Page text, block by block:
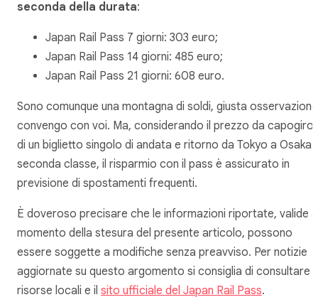
seconda della durata:
Japan Rail Pass 7 giorni: 303 euro;
Japan Rail Pass 14 giorni: 485 euro;
Japan Rail Pass 21 giorni: 608 euro.
Sono comunque una montagna di soldi, giusta
convengo con voi. Ma, considerando il prezzo da capogiro
di un biglietto singolo di andata e ritorno da Tokyo a Osaka
seconda classe, il risparmio con il pass è assicurato in
previsione di spostamenti frequenti.
È doveroso precisare che le informazioni riportate, valide
momento della stesura del presente articolo, possono
essere soggette a modifiche senza preavviso. Per notizie
aggiornate su questo argomento si consiglia di consultare
risorse locali e il sito ufficiale del Japan Rail Pass.